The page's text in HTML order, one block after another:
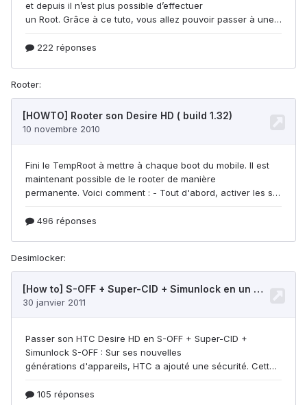
Rooter:
Desimlocker: